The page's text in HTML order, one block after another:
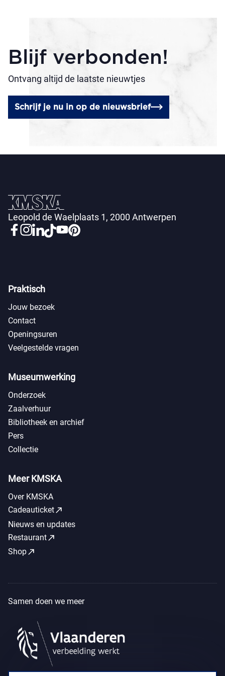
Blijf verbonden!
Ontvang altijd de laatste nieuwtjes
Schrijf je nu in op de nieuwsbrief
Leopold de Waelplaats 1, 2000 Antwerpen
Praktisch
Jouw bezoek
Contact
Openingsuren
Veelgestelde vragen
Museumwerking
Onderzoek
Zaalverhuur
Bibliotheek en archief
Pers
Collectie
Meer KMSKA
Over KMSKA
Cadeauticketcall_made
Nieuws en updates
Restaurantcall_made
Shopcall_made
Samen doen we meer